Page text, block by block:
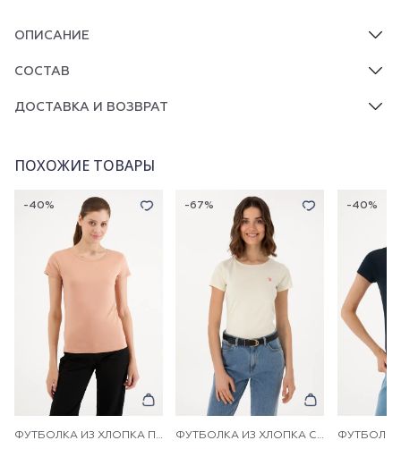
ОПИСАНИЕ
СОСТАВ
ДОСТАВКА И ВОЗВРАТ
ПОХОЖИЕ ТОВАРЫ
-40%
ФУТБОЛКА ИЗ ХЛОПКА ПРИТАЛЕННАЯ
-67%
ФУТБОЛКА ИЗ ХЛОПКА С ЛОГОТИПОМ
-40%